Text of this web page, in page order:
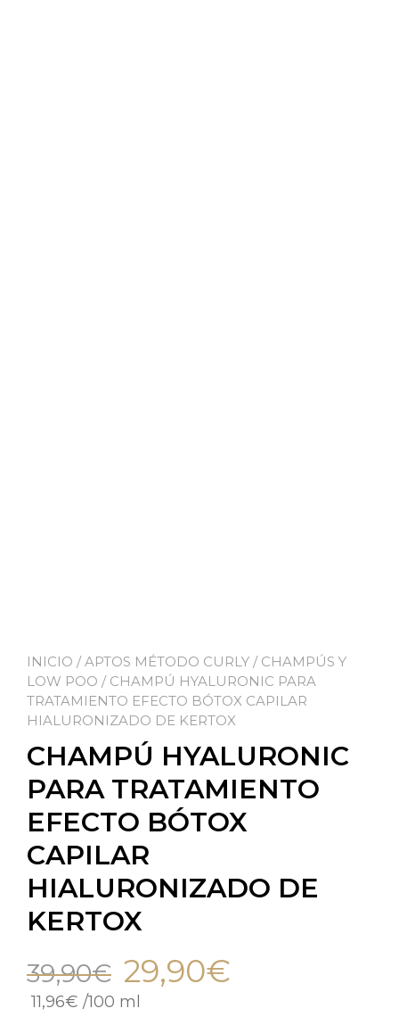
INICIO /APTOS MÉTODO CURLY / CHAMPÚS Y
LOW POO / CHAMPÚ HYALURONIC PARA
TRATAMIENTO EFECTO BÓTOX CAPILAR
HIALURONIZADO DE KERTOX
CHAMPÚ HYALURONIC
PARA TRATAMIENTO
EFECTO BÓTOX
CAPILAR
HIALURONIZADO DE
KERTOX
39,90€ 29,90€
11,96€ /100 ml